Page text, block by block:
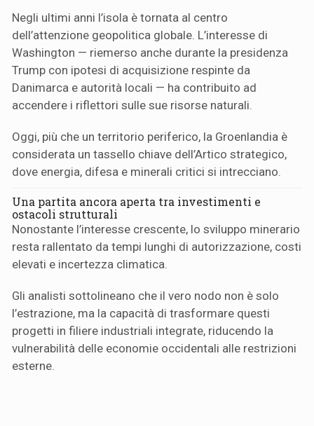
Negli ultimi anni l’isola è tornata al centro
dell’attenzione geopolitica globale. L’interesse di
Washington — riemerso anche durante la presidenza
Trump con ipotesi di acquisizione respinte da
Danimarca e autorità locali — ha contribuito ad
accendere i riflettori sulle sue risorse naturali.
Oggi, più che un territorio periferico, la Groenlandia è
considerata un tassello chiave dell’Artico strategico,
dove energia, difesa e minerali critici si intrecciano.
Una partita ancora aperta tra investimenti e
ostacoli strutturali
Nonostante l’interesse crescente, lo sviluppo minerario
resta rallentato da tempi lunghi di autorizzazione, costi
elevati e incertezza climatica.
Gli analisti sottolineano che il vero nodo non è solo
l’estrazione, ma la capacità di trasformare questi
progetti in filiere industriali integrate, riducendo la
vulnerabilità delle economie occidentali alle restrizioni
esterne.